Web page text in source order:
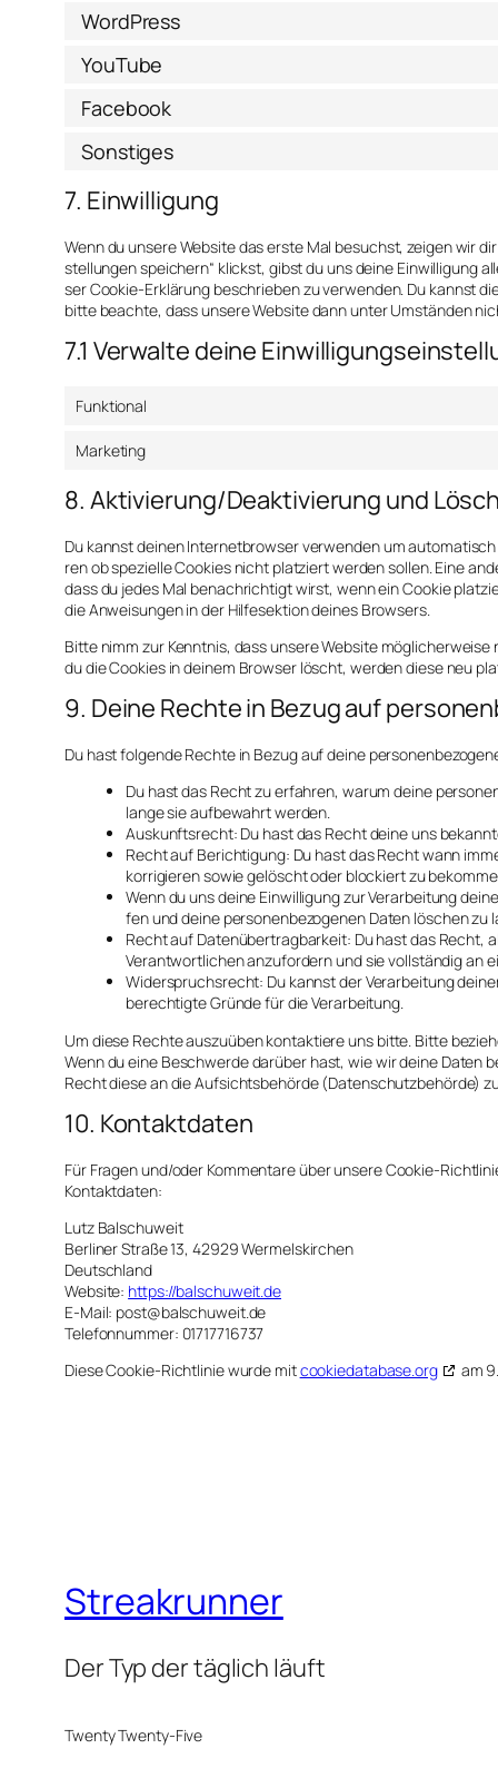
WordPress
YouTube
Facebook
Sonstiges
7. Einwilligung
Wenn du unse­re Web­site das ers­te Mal besuchst, zei­gen wir
stel­lun­gen spei­chern“ klickst, gibst du uns dei­ne Ein­wil­li­gung
ser Coo­kie-Erklä­rung beschrie­ben zu ver­wen­den. Du kannst
bit­te beach­te, dass unse­re Web­site dann unter Umstän­den
7.1 Verwalte deine
Funktional
Marketing
8. Aktivierung/Deaktivierung und
Du kannst dei­nen Inter­net­brow­ser ver­wen­den um
ren ob spe­zi­el­le Coo­kies nicht plat­ziert wer­den sol­len. Eine
dass du jedes Mal benach­rich­tigt wirst, wenn ein Coo­kie
die Anwei­sun­gen in der Hilf­e­sek­ti­on dei­nes Brow­sers.
Bit­te nimm zur Kennt­nis, dass unse­re Web­site
du die Coo­kies in dei­nem Brow­ser löscht, wer­den die­se neu
9. Deine Rechte in Bezug auf
Du hast fol­gen­de Rech­te in Bezug auf dei­ne
Du hast das Recht zu erfah­ren, war­um dei­ne
lan­ge sie auf­be­wahrt wer­den.
Aus­kunfts­recht: Du hast das Recht dei­ne uns
Recht auf Berich­ti­gung: Du hast das Recht wann
kor­ri­gie­ren sowie gelöscht oder blo­ckiert zu
Wenn du uns dei­ne Ein­wil­li­gung zur Ver­ar­bei­tung
fen und dei­ne per­so­nen­be­zo­ge­nen Daten löschen zu
Recht auf Daten­über­trag­bar­keit: Du hast das Recht,
Ver­ant­wort­li­chen anzu­for­dern und sie voll­stän­dig an
Wider­spruchs­recht: Du kannst der Ver­ar­bei­tung
berech­tig­te Grün­de für die Ver­ar­bei­tung.
Um die­se Rech­te aus­zu­üben kon­tak­tie­re uns bit­te. Bit­te
Wenn du eine Beschwer­de dar­über hast, wie wir dei­ne Daten
Recht die­se an die Auf­sichts­be­hör­de (Daten­schutz­be­hör­de)
10. Kontaktdaten
Für Fra­gen und/oder Kom­men­ta­re über unse­re Coo­kie-
Kon­takt­da­ten:
Lutz Bal­schu­weit
Ber­li­ner Stra­ße 13, 42929 Wer­mels­kir­chen
Deutsch­land
Web­site: https://balschuweit.de
E‑Mail: post@balschuweit.de
Tele­fon­num­mer: 01717716737
Die­se Coo­kie-Richt­li­nie wur­de mitcookiedatabase.org am
Streakrunner
Der Typ der täglich läuft
Twenty Twenty-Five